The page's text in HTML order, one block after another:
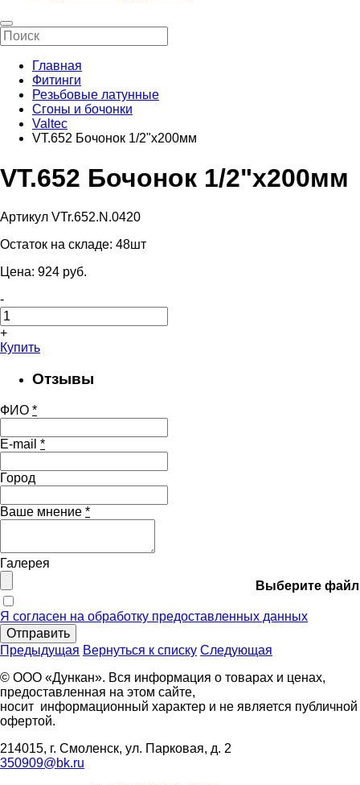
Главная
Фитинги
Резьбовые латунные
Сгоны и бочонки
Valtec
VT.652 Бочонок 1/2"х200мм
VT.652 Бочонок 1/2"х200мм
Артикул VTr.652.N.0420
Остаток на складе: 48шт
Цена: 924 pуб.
-
+
Купить
Отзывы
ФИО *
E-mail *
Город
Ваше мнение *
Галерея
Выберите файл
Я согласен на обработку предоставленных данных
Отправить
Предыдущая Вернуться к списку Следующая
© ООО «Дункан». Вся информация о товарах и ценах,
предоставленная на этом сайте,
носит информационный характер и не является публичной
офертой.
214015, г. Смоленск, ул. Парковая, д. 2
350909@bk.ru